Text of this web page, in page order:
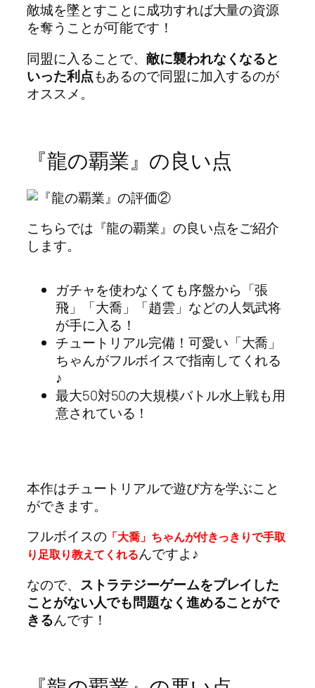
敵城を墜とすことに成功すれば大量の資源
を奪うことが可能です！
同盟に入ることで、敵に襲われなくなると
いった利点もあるので同盟に加入するのが
オススメ。
『龍の覇業』の良い点
こちらでは『龍の覇業』の良い点をご紹介
します。
ガチャを使わなくても序盤から「張
飛」「大喬」「趙雲」などの人気武将
が手に入る！
チュートリアル完備！可愛い「大喬」
ちゃんがフルボイスで指南してくれる
♪
最大50対50の大規模バトル水上戦も用
意されている！
本作はチュートリアルで遊び方を学ぶこと
ができます。
フルボイスの「大喬」ちゃんが付きっきりで手取
り足取り教えてくれるんですよ♪
なので、 ストラテジーゲームをプレイした
ことがない人でも問題なく進めることがで
きるんです！